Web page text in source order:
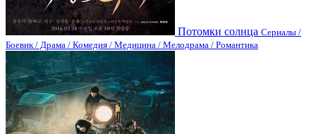
Потомки солнца Сериалы /
Боевик / Драма / Комедия / Медицина / Мелодрама / Романтика